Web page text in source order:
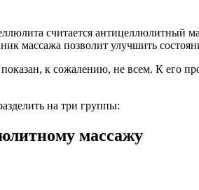
считается антицеллюлитный
массажа позволит улучшить
к сожалению, не всем. К его
на три группы:
массажу